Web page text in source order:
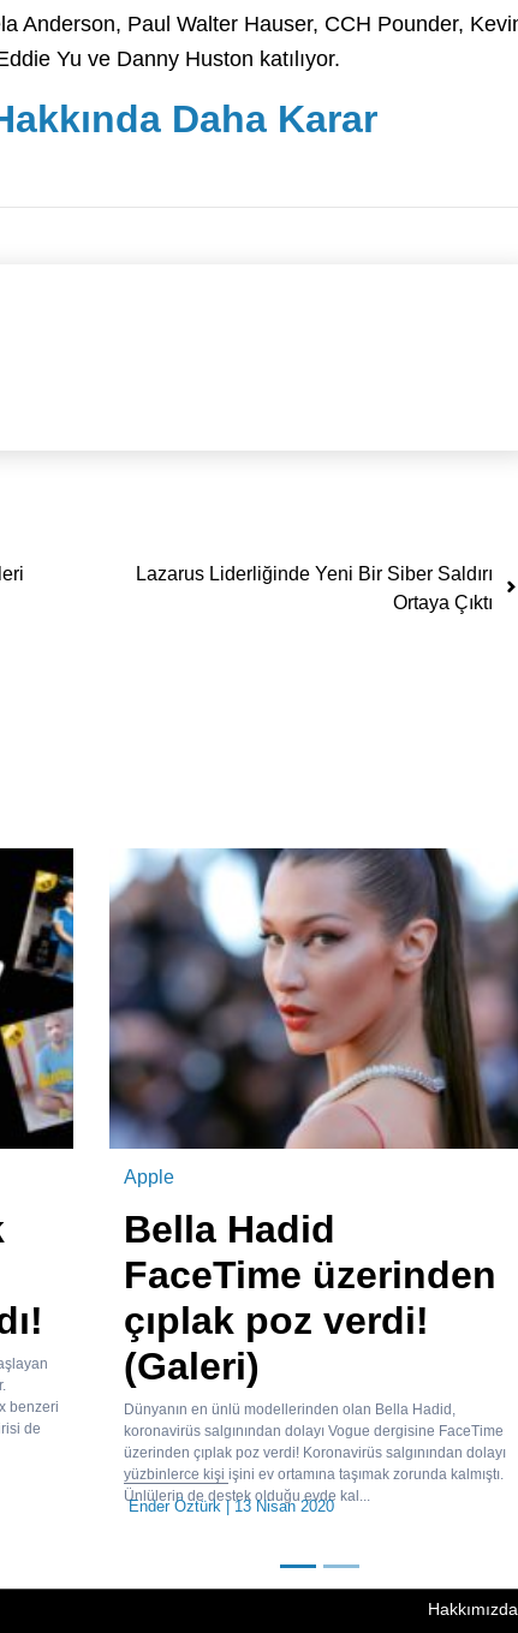
Anderson, Paul Walter Hauser, CCH Pounder,
Yu ve Danny Huston katılıyor.
Daha Karar
Lazarus Liderliğinde Yeni Bir Siber Saldırı
Ortaya Çıktı
benzeri
de
Apple
Bella Hadid
FaceTime üzerinden
çıplak poz verdi!
(Galeri)
Dünyanın en ünlü modellerinden olan Bella Hadid,
koronavirüs salgınından dolayı Vogue dergisine FaceTime
üzerinden çıplak poz verdi! Koronavirüs salgınından dolayı
yüzbinlerce kişi işini ev ortamına taşımak zorunda kalmıştı.
Ünlülerin de destek olduğu evde kal...
Ender Öztürk| 13 Nisan 2020
Hakkımızda